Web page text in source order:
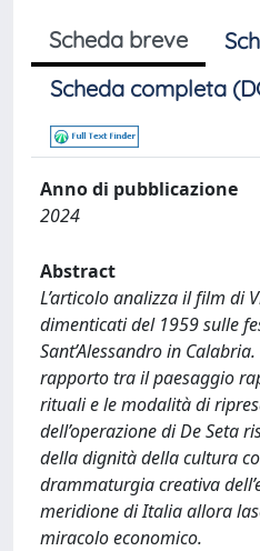
Scheda breve
Scheda completa
Anno di pubblicazione
2024
Abstract
L’articolo analizza il film di
dimenticati del 1959 sulle
Sant’Alessandro in
rapporto tra il paesaggio
rituali e le modalità di
dell’operazione di De Seta
della dignità della cultura
drammaturgia creativa
meridione di Italia allora
miracolo economico.